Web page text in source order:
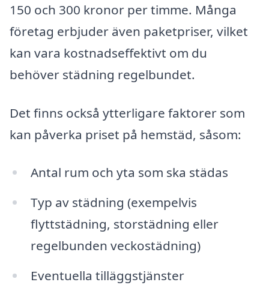
150 och 300 kronor per timme. Många
företag erbjuder även paketpriser, vilket
kan vara kostnadseffektivt om du
behöver städning regelbundet.
Det finns också ytterligare faktorer som
kan påverka priset på hemstäd, såsom:
Antal rum och yta som ska städas
Typ av städning (exempelvis
flyttstädning, storstädning eller
regelbunden veckostädning)
Eventuella tilläggstjänster